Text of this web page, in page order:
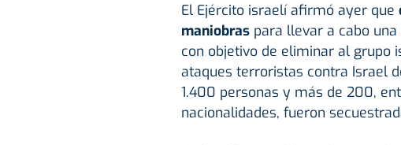
El Ejército israelí afirmó ayer que
maniobraspara llevar a cabo una
con objetivo de eliminar al grupo
ataques terroristas contra Israel
1.400 personas y más de 200,
nacionalidades, fueron